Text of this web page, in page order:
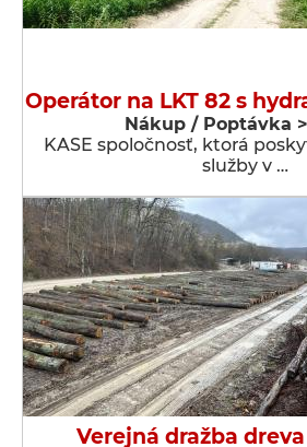
Operátor na LKT 82 s
Nákup / Poptávka
KASE spoločnosť, ktorá
služby v …
Verejná dražba